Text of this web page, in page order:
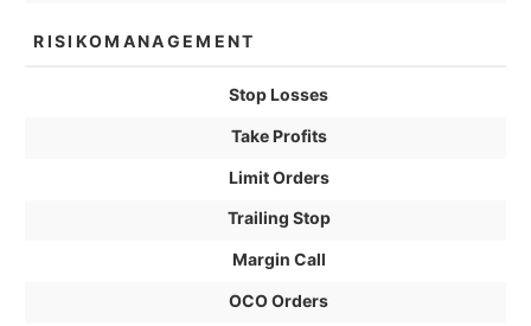
RISIKOMANAGEMENT
Stop Losses
Take Profits
Limit Orders
Trailing Stop
Margin Call
OCO Orders